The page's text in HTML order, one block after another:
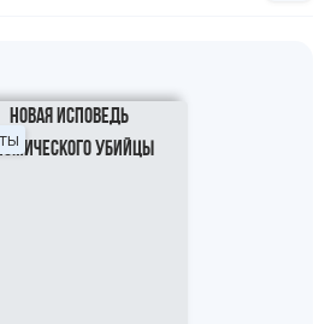
и в начале нового тысячелетия
не афишируя свою работу ЭУ.
2001 года. Ужасные